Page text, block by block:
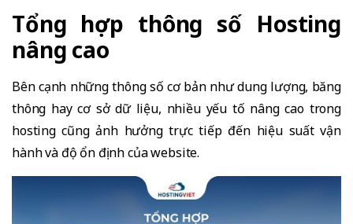
Tổng hợp thông số Hosting
nâng cao
Bên cạnh những thông số cơ bản như dung lượng, băng
thông hay cơ sở dữ liệu, nhiều yếu tố nâng cao trong
hosting cũng ảnh hưởng trực tiếp đến hiệu suất vận
hành và độ ổn định của website.